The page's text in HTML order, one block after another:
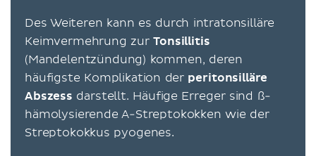
Des Weiteren kann es durch intratonsilläre
Keimvermehrung zurTonsillitis
(Mandelentzündung) kommen, deren
häufigste Komplikation der peritonsilläre
Abszess darstellt. Häufige Erreger sind ß-
hämolysierende A-Streptokokken wie der
Streptokokkus pyogenes.